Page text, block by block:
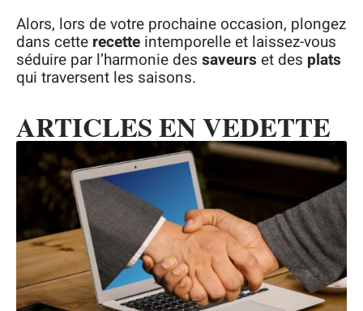
Alors, lors de votre prochaine occasion, plongez
dans cette recette intemporelle et laissez-vous
séduire par l’harmonie des saveurs et des plats
qui traversent les saisons.
ARTICLES EN VEDETTE